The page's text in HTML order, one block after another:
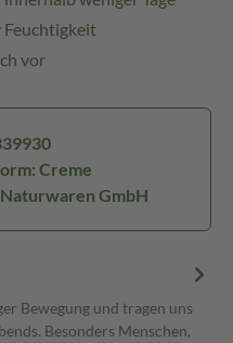
vor
Creme
GmbH
Bewegung und tragen uns
Besonders Menschen,